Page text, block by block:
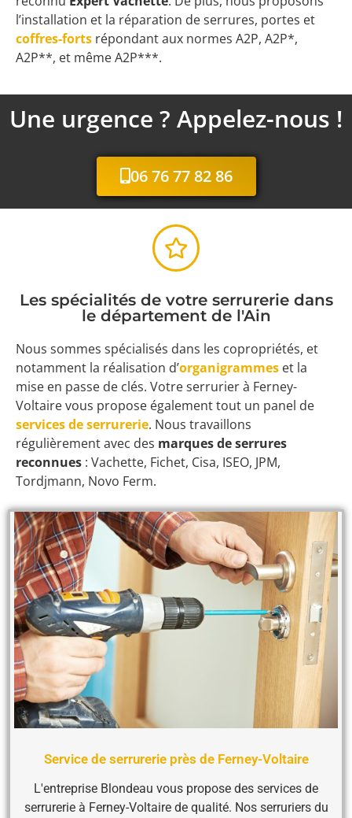
l’installation et la réparation de serrures, portes et
coffres-forts répondant aux normes A2P, A2P*,
A2P**, et même A2P***.
Une urgence ? Appelez-nous !
06 76 77 82 86
Les spécialités de votre serrurerie dans
le département de l'Ain
Nous sommes spécialisés dans les copropriétés, et
notamment la réalisation d’organigrammes et la
mise en passe de clés. Votre serrurier à Ferney-
Voltaire vous propose également tout un panel de
services de serrurerie. Nous travaillons
régulièrement avec des marques de serrures
reconnues : Vachette, Fichet, Cisa, ISEO, JPM,
Tordjmann, Novo Ferm.
Service de serrurerie près de Ferney-Voltaire
L'entreprise Blondeau vous propose des services de
serrurerie à Ferney-Voltaire de qualité. Nos serruriers du